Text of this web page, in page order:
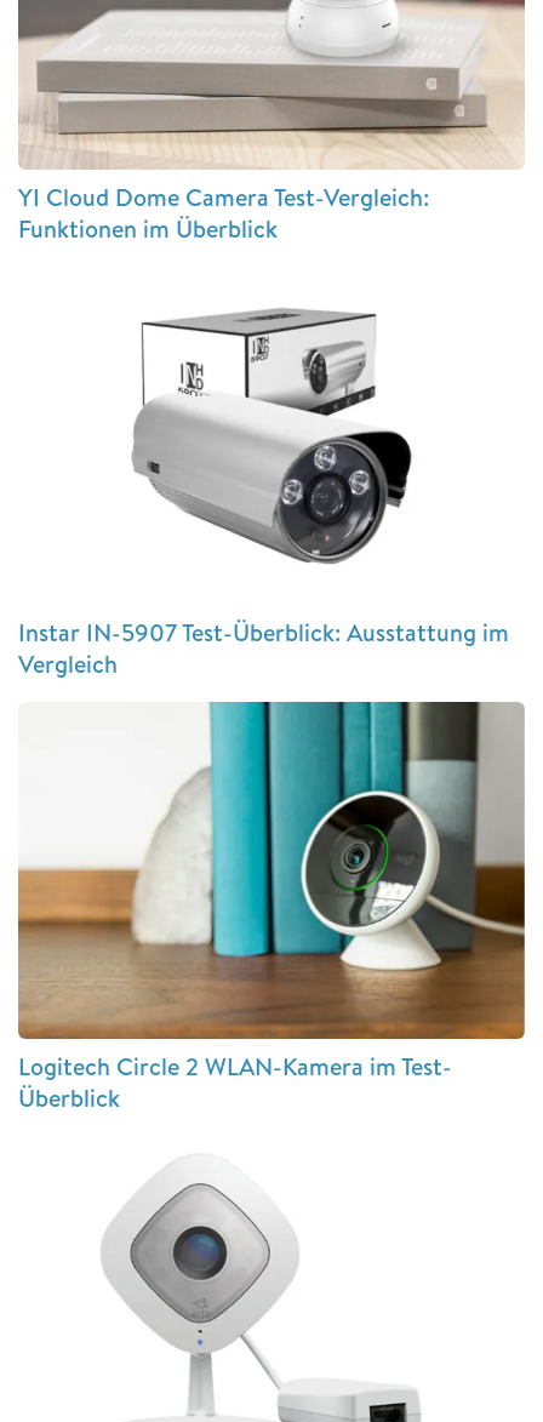
YI Cloud Dome Camera Test-Vergleich:
Funktionen im Überblick
Instar IN-5907 Test-Überblick: Ausstattung im
Vergleich
Logitech Circle 2 WLAN-Kamera im Test-
Überblick